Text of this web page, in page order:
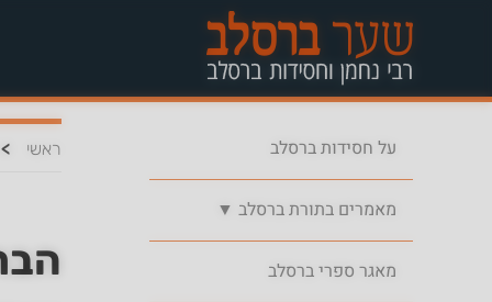
על חסידות ברסלב
מאמרים בתורת ברסלב ▼
מאגר ספרי ברסלב
ראשי >